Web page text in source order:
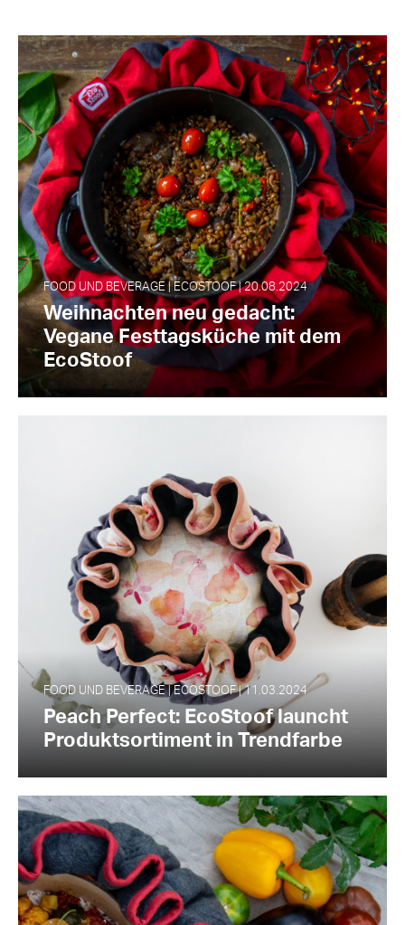
FOOD UND BEVERAGE | ECOSTOOF | 20.08.2024
Weihnachten neu gedacht:
Vegane Festtagsküche mit dem
EcoStoof
FOOD UND BEVERAGE | ECOSTOOF | 11.03.2024
Peach Perfect: EcoStoof launcht
Produktsortiment in Trendfarbe